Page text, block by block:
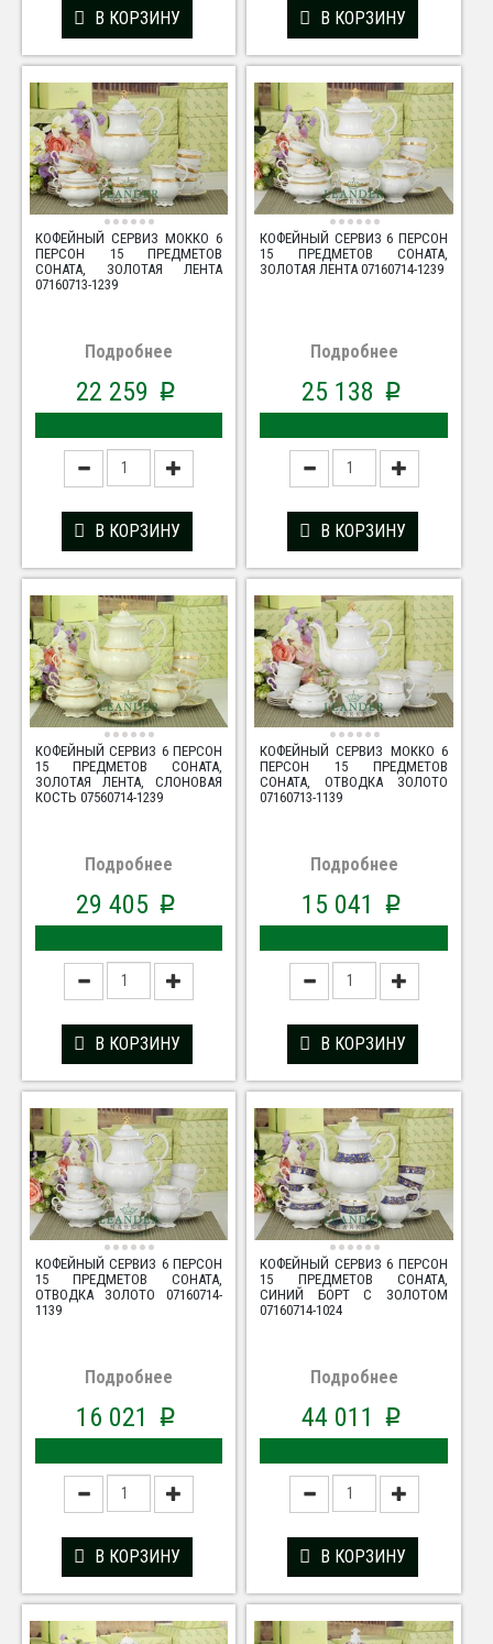
В КОРЗИНУ В КОРЗИНУ
КОФЕЙНЫЙ СЕРВИЗ МОККО 6
ПЕРСОН 15 ПРЕДМЕТОВ
СОНАТА, ЗОЛОТАЯ ЛЕНТА
07160713-1239
Подробнее
22 259 p
В КОРЗИНУ
КОФЕЙНЫЙ СЕРВИЗ 6 ПЕРСОН
15 ПРЕДМЕТОВ СОНАТА,
ЗОЛОТАЯ ЛЕНТА 07160714-1239
Подробнее
25 138 p
В КОРЗИНУ
КОФЕЙНЫЙ СЕРВИЗ 6 ПЕРСОН
15 ПРЕДМЕТОВ СОНАТА,
ЗОЛОТАЯ ЛЕНТА, СЛОНОВАЯ
КОСТЬ 07560714-1239
Подробнее
29 405 p
В КОРЗИНУ
КОФЕЙНЫЙ СЕРВИЗ МОККО 6
ПЕРСОН 15 ПРЕДМЕТОВ
СОНАТА, ОТВОДКА ЗОЛОТО
07160713-1139
Подробнее
15 041 p
В КОРЗИНУ
КОФЕЙНЫЙ СЕРВИЗ 6 ПЕРСОН
15 ПРЕДМЕТОВ СОНАТА,
ОТВОДКА ЗОЛОТО 07160714-
1139
Подробнее
16 021 p
В КОРЗИНУ
КОФЕЙНЫЙ СЕРВИЗ 6 ПЕРСОН
15 ПРЕДМЕТОВ СОНАТА,
СИНИЙ БОРТ С ЗОЛОТОМ
07160714-1024
Подробнее
44 011 p
В КОРЗИНУ